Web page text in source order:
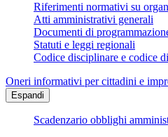
Riferimenti normativi su
Atti amministrativi generali
Documenti di
Statuti e leggi regionali
Codice disciplinare e codice
Oneri informativi per cittadini e
Espandi
Scadenzario obblighi